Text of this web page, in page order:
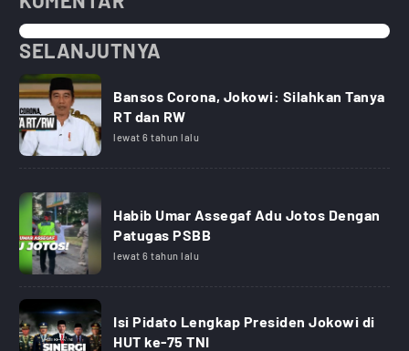
SELANJUTNYA
Bansos Corona, Jokowi: Silahkan Tanya
RT dan RW
lewat 6 tahun lalu
Habib Umar Assegaf Adu Jotos Dengan
Patugas PSBB
lewat 6 tahun lalu
Isi Pidato Lengkap Presiden Jokowi di
HUT ke-75 TNI